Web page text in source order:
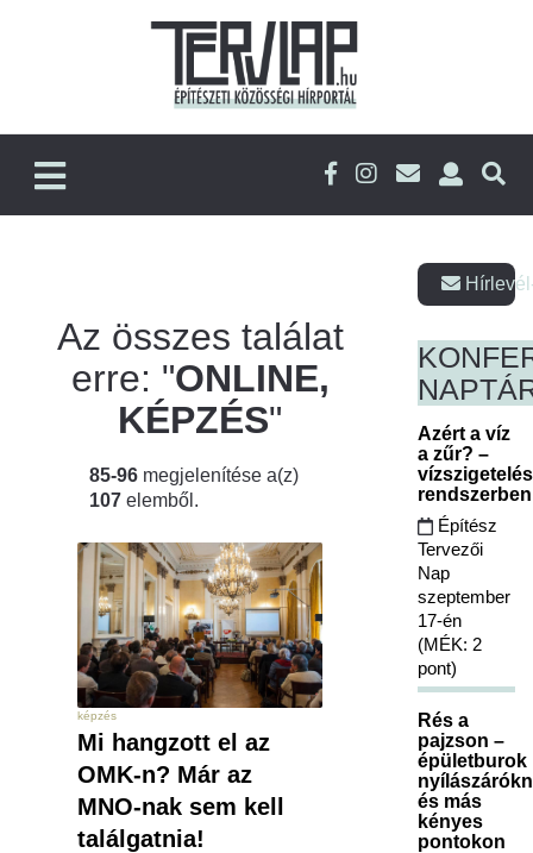
Az összes találat
erre: "ONLINE,
KÉPZÉS"
85-96 megjelenítése a(z)
107 elemből.
képzés
Mi hangzott el az
OMK-n? Már az
MNO-nak sem kell
találgatnia!
Azért a víz
a zűr? –
Építész
Tervezői
Nap
szeptember
17-én
(MÉK: 2
pont)
Rés a
pajzson –
épületburok
és más
kényes
pontokon